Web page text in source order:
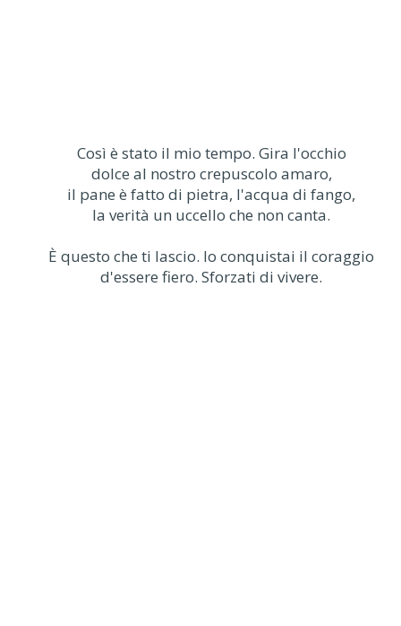
Così è stato il mio tempo. Gira l'occhio
dolce al nostro crepuscolo amaro,
il pane è fatto di pietra, l'acqua di fango,
la verità un uccello che non canta.
È questo che ti lascio. Io conquistai il coraggio
d'essere fiero. Sforzati di vivere.